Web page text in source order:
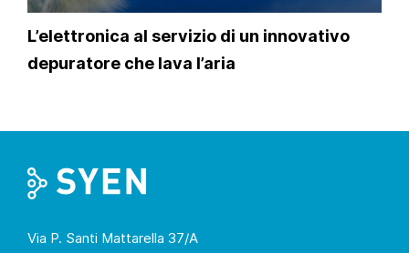
L’elettronica al servizio di un innovativo
depuratore che lava l’aria
Via P. Santi Mattarella 37/A